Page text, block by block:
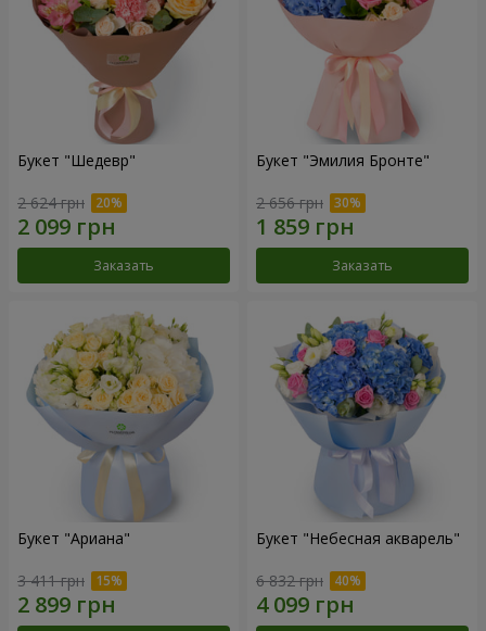
Букет "Шедевр"
2 624 грн
Заказать
Букет "Эмилия Бронте"
2 656 грн
Заказать
Букет "Ариана"
3 411 грн
Букет "Небесная акварель"
6 832 грн